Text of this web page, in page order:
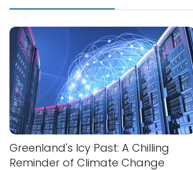
Greenland's Icy Past: A Chilling
Reminder of Climate Change